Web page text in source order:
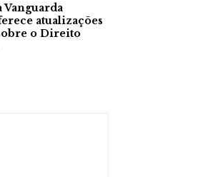
Vanguarda
atualizações
o Direito